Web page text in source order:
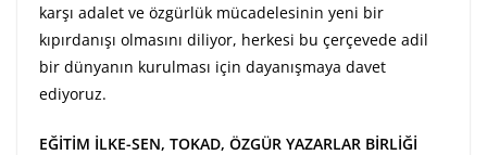
karşı adalet ve özgürlük mücadelesinin yeni bir
kıpırdanışı olmasını diliyor, herkesi bu çerçevede adil
bir dünyanın kurulması için dayanışmaya davet
ediyoruz.
EĞİTİM İLKE-SEN, TOKAD, ÖZGÜR YAZARLAR BİRLİĞİ